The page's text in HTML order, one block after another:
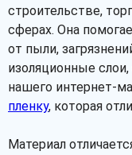
строительстве,
сферах. Она
от пыли,
изоляционные
нашего интернет-
пленку, которая
Материал